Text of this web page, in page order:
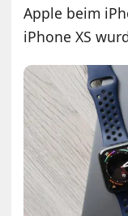
Apple beim
iPhone XS